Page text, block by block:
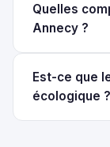
Quelles
Annecy ?
Est-ce que
écologique ?